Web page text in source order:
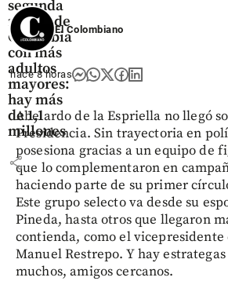
segunda
región de
Colombia
con más
adultos
mayores:
hay más
de 1,1
millones
share
El Colombiano
hace 8 horas
Abelardo de la Espriella no llegó
Presidencia. Sin trayectoria en
posesiona gracias a un equipo de
que lo complementaron en
haciendo parte de su primer
Este grupo selecto va desde su
Pineda, hasta otros que llegaron
contienda, como el vicepresidente
Manuel Restrepo. Y hay estrategas
muchos, amigos cercanos.